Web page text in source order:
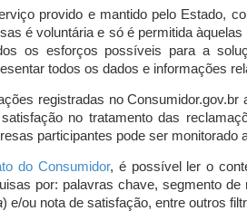
provido e mantido pelo Estado,
é voluntária e só é permitida
os esforços possíveis para a
todos os dados e informações
registradas no
no tratamento das
participantes pode ser monitorado
do Consumidor, é possível ler o
por: palavras chave, segmento
) e/ou nota de satisfação, entre outros